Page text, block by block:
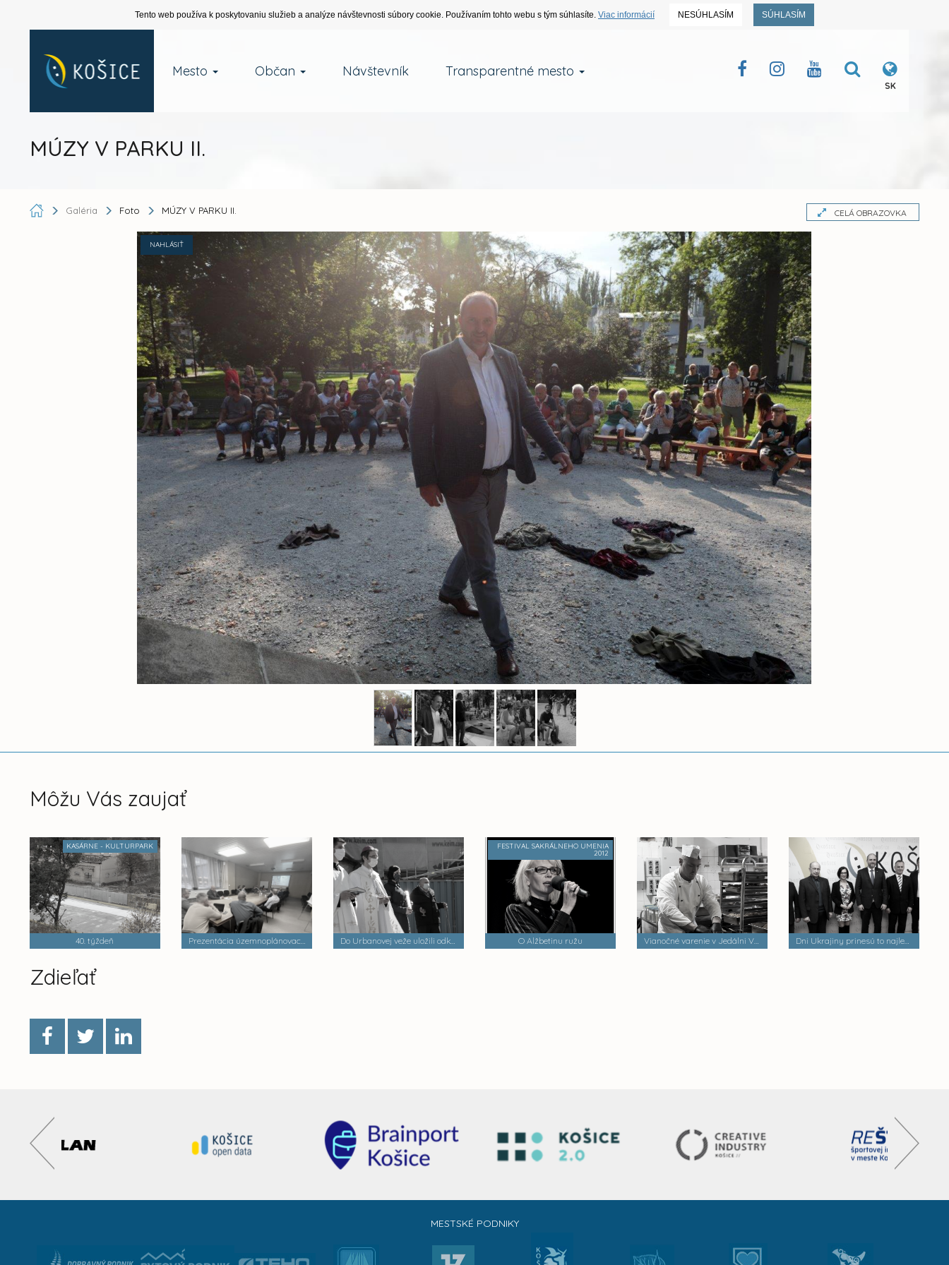
Tento web používa k poskytovaniu služieb a analýze návštevnosti súbory cookie. Používaním tohto webu s tým súhlasíte. Viac informácií NESÚHLASÍM SÚHLASÍM
Mesto Občan Návštevník Transparentné mesto
SK
MÚZY V PARKU II.
Galéria Foto MÚZY V PARKU II. CELÁ OBRAZOVKA
NAHLÁSIŤ
Môžu Vás zaujať
KASÁRNE - KULTURPARK
40. týždeň Prezentácia územnoplánovacej dokumentácie Do Urbanovej veže uložili odkaz pre budúce generácie
FESTIVAL SAKRÁLNEHO UMENIA
2012
O Alžbetinu ružu Vianočné varenie v Jedálni Vojvodská v Košiciach Dni Ukrajiny prinesú to najlepšie nielen z cezhraničnej spolupráce Košíc a Užhorodu
Zdieľať
MESTSKÉ PODNIKY